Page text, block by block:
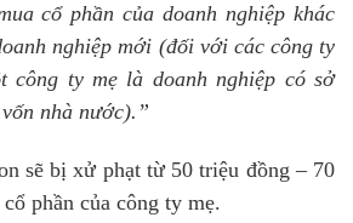
cổ phần của doanh nghiệp khác
nghiệp mới (đối với các công ty
công ty mẹ là doanh nghiệp có sở
nhà nước).”
sẽ bị xử phạt từ 50 triệu đồng – 70
phần của công ty mẹ.